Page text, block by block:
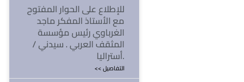
للإطلاع على الحوار المفتوح
مع الأستاذ المفكر ماجد
الغرباوي رئيس مؤسسة
المثقف العربي . سيدني /
أستراليا.
<< التفاصيل